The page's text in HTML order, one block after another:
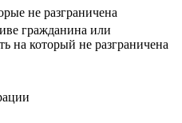
не разграничена
гражданина или
на который не разграничена